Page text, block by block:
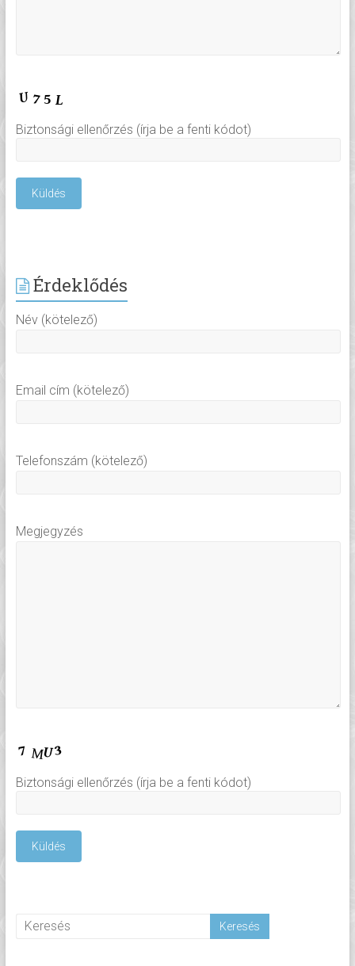
Biztonsági ellenőrzés (írja be a fenti kódot)
Érdeklődés
Név (kötelező)
Email cím (kötelező)
Telefonszám (kötelező)
Megjegyzés
Biztonsági ellenőrzés (írja be a fenti kódot)